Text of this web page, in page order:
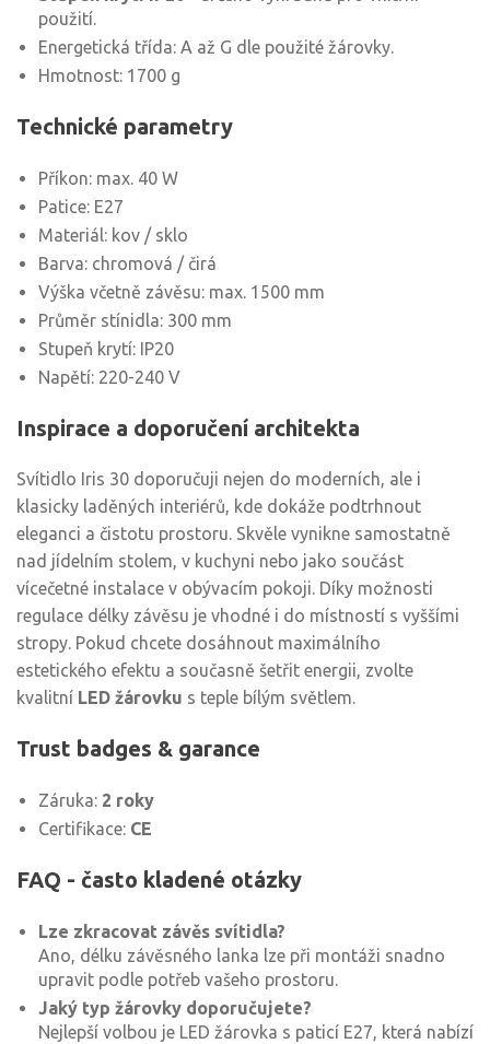
použití.
Energetická třída: A až G dle použité žárovky.
Hmotnost: 1700 g
Technické parametry
Příkon: max. 40 W
Patice: E27
Materiál: kov / sklo
Barva: chromová / čirá
Výška včetně závěsu: max. 1500 mm
Průměr stínidla: 300 mm
Stupeň krytí: IP20
Napětí: 220-240 V
Inspirace a doporučení architekta
Svítidlo Iris 30 doporučuji nejen do moderních, ale i
klasicky laděných interiérů, kde dokáže podtrhnout
eleganci a čistotu prostoru. Skvěle vynikne samostatně
nad jídelním stolem, v kuchyni nebo jako součást
vícečetné instalace v obývacím pokoji. Díky možnosti
regulace délky závěsu je vhodné i do místností s vyššími
stropy. Pokud chcete dosáhnout maximálního
estetického efektu a současně šetřit energii, zvolte
kvalitní LED žárovku s teple bílým světlem.
Trust badges & garance
Záruka: 2 roky
Certifikace: CE
FAQ - často kladené otázky
Lze zkracovat závěs svítidla?
Ano, délku závěsného lanka lze při montáži snadno
upravit podle potřeb vašeho prostoru.
Jaký typ žárovky doporučujete?
Nejlepší volbou je LED žárovka s paticí E27, která nabízí